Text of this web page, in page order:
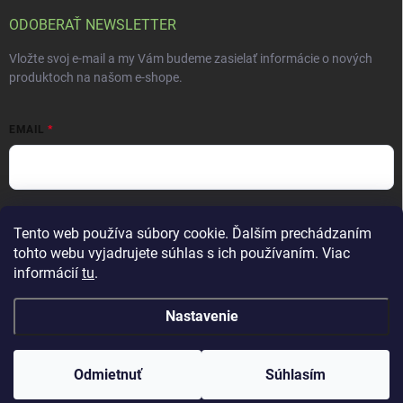
Tento web používa súbory cookie. Ďalším prechádzaním
tohto webu vyjadrujete súhlas s ich používaním. Viac
informácií tu.
Nastavenie
Odmietnuť Súhlasím
ODOBERAŤ NEWSLETTER
Vložte svoj e-mail a my Vám budeme zasielať informácie o nových
produktoch na našom e-shope.
EMAIL
Prihlásiť sa
Vytvoril Shoptet
Copyright 2026ALTEVITA Group s.r.o., life - health - beauty. Všetky práva
vyhradené.
Upraviť nastavenie cookies